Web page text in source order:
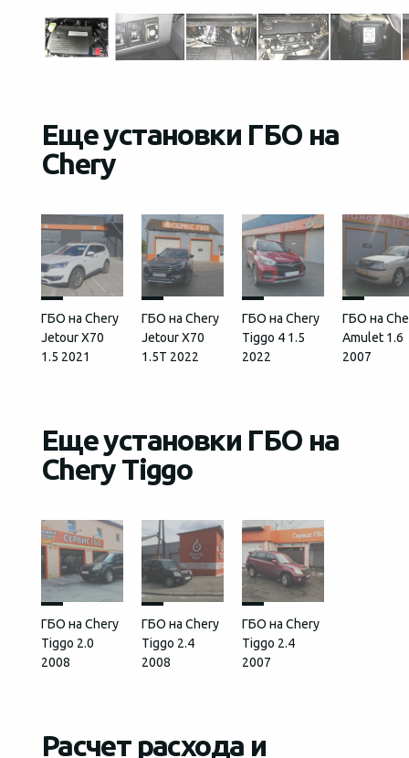
Еще установки ГБО на
Chery
ГБО на Chery
Jetour X70
1.5 2021
ГБО на Chery
Jetour Х70
1.5T 2022
ГБО на Chery
Tiggo 4 1.5
2022
ГБО на
Amulet 1.6
2007
Еще установки ГБО на
Chery Tiggo
ГБО на Chery
Tiggo 2.0
2008
ГБО на Chery
Tiggo 2.4
2008
ГБО на Chery
Tiggo 2.4
2007
Расчет расхода и